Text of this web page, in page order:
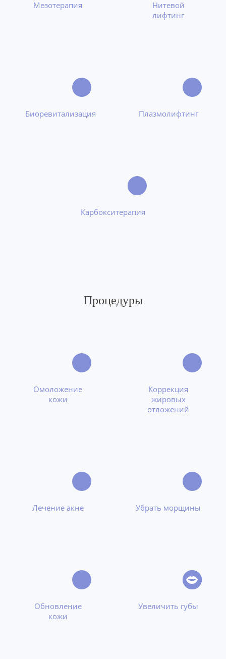
Мезотерапия
Нитевой
лифтинг
Биоревитализация Плазмолифтинг
Карбокситерапия
Процедуры
Омоложение
кожи
Коррекция
жировых
отложений
Лечение акне Убрать морщины
Обновление
кожи
Увеличить губы